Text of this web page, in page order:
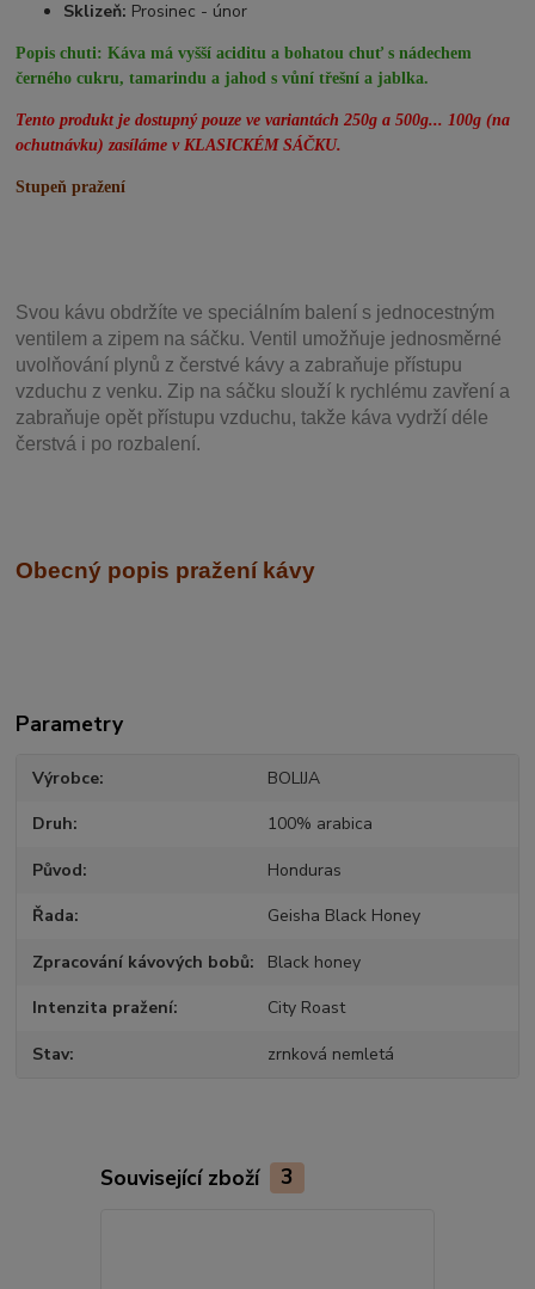
Sklizeň: Prosinec - únor
Popis chuti:Káva má vyšší aciditu a bohatou chuť s nádechem
černého cukru, tamarindu a jahod s vůní třešní a jablka.
Tento produkt je dostupný pouze ve variantách 250g a 500g... 100g (na
ochutnávku) zasíláme v KLASICKÉM SÁČKU.
Stupeň pražení
Svou kávu obdržíte ve speciálním balení s jednocestným
ventilem a zipem na sáčku. Ventil umožňuje jednosměrné
uvolňování plynů z čerstvé kávy a zabraňuje přístupu
vzduchu z venku. Zip na sáčku slouží k rychlému zavření a
zabraňuje opět přístupu vzduchu, takže káva vydrží déle
čerstvá i po rozbalení.
Obecný popis pražení kávy
Parametry
Výrobce BOLIJA
Druh 100% arabica
Původ Honduras
Řada Geisha Black Honey
Zpracování kávových bobů Black honey
Intenzita pražení City Roast
Stav zrnková nemletá
Související zboží 3